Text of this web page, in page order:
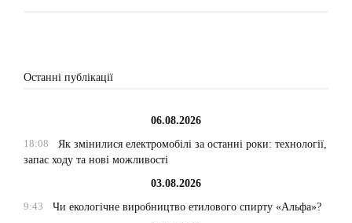
Останні публікації
06.08.2026
18:08
Як змінилися електромобілі за останні роки: технології,
запас ходу та нові можливості
03.08.2026
9:43
Чи екологічне виробництво етилового спирту «Альфа»?